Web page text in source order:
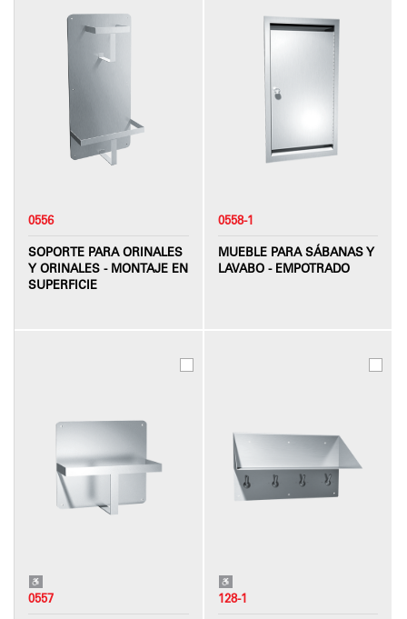
0556
SOPORTE PARA ORINALES
Y ORINALES - MONTAJE EN
SUPERFICIE
0558-1
MUEBLE PARA SÁBANAS Y
LAVABO - EMPOTRADO
0557 128-1